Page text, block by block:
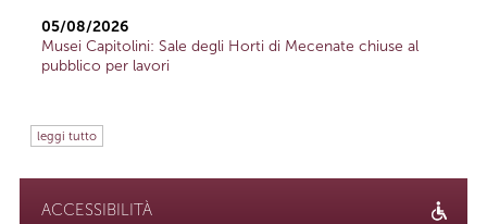
05/08/2026
Musei Capitolini: Sale degli Horti di Mecenate chiuse al
pubblico per lavori
leggi tutto
ACCESSIBILITÀ